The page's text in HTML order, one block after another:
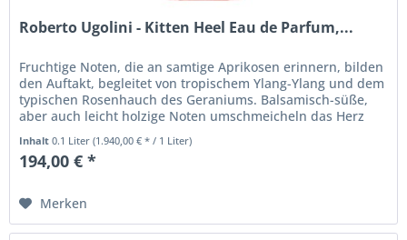
Roberto Ugolini - Kitten Heel Eau de Parfum,...
Fruchtige Noten, die an samtige Aprikosen erinnern, bilden
den Auftakt, begleitet von tropischem Ylang-Ylang und dem
typischen Rosenhauch des Geraniums. Balsamisch-süße,
aber auch leicht holzige Noten umschmeicheln das Herz
des Dufts,...
Inhalt0.1 Liter(1.940,00 € * / 1 Liter)
194,00 € *
Merken